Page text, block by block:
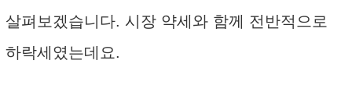
살펴보겠습니다. 시장 약세와 함께 전반적으로
하락세였는데요.